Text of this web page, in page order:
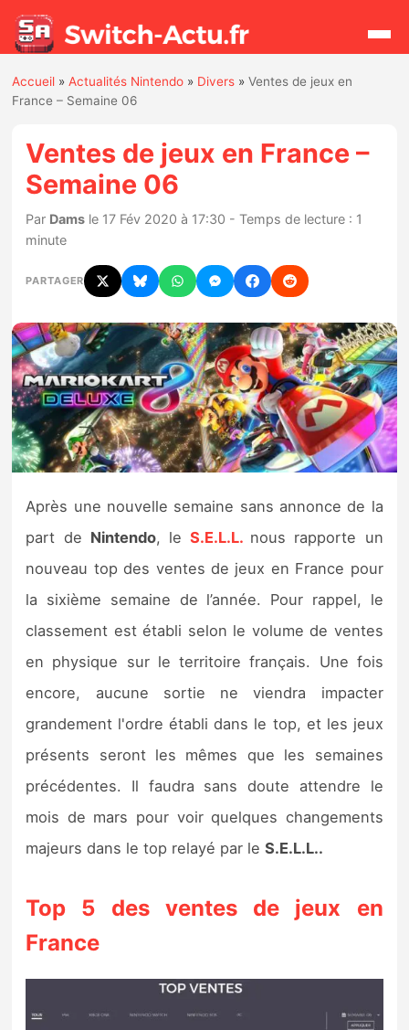
Actualités
Jeux
Hardware
Chiffres de ventes
Rumeurs
Nintendo Direct
Tests et previews
Tests de jeux
Tests d’accessoires
Autres tests
Précommandes
Précommandes jeux Switch 2
Sorties de jeux
Guides
Accueil »Actualités Nintendo » Divers »Ventes de jeux en
France – Semaine 06
Ventes de jeux en France –
Semaine 06
Par Dams le 17 Fév 2020 à 17:30 - Temps de lecture : 1
minute
PARTAGER
Après une nouvelle semaine sans annonce de la
part de Nintendo, le S.E.L.L. nous rapporte un
nouveau top des ventes de jeux en France pour
la sixième semaine de l’année. Pour rappel, le
classement est établi selon le volume de ventes
en physique sur le territoire français. Une fois
encore, aucune sortie ne viendra impacter
grandement l'ordre établi dans le top, et les jeux
présents seront les mêmes que les semaines
précédentes. Il faudra sans doute attendre le
mois de mars pour voir quelques changements
majeurs dans le top relayé par leS.E.L.L..
Top 5 des ventes de jeux en
France